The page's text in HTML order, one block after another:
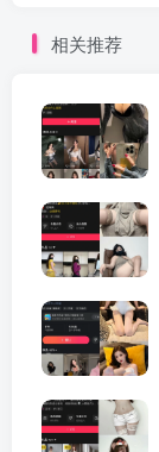
相关推荐